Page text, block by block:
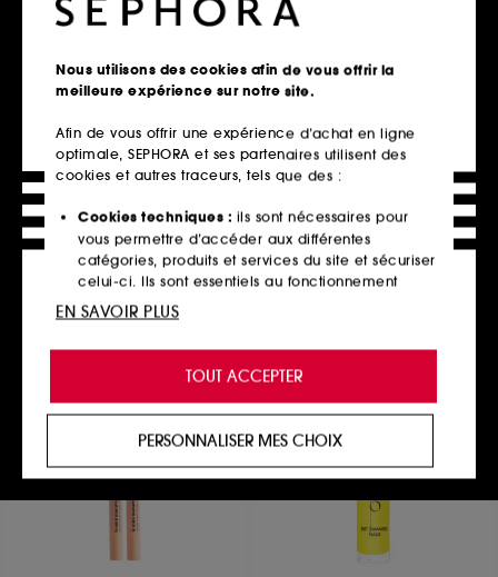
NARS
Afterglow Lipshine
Gloss à lèvres hydratant
270
32,00€
7 teintes disponibles
TARTE
tartelette™ amazonian clay
matte
Palette d’ombres a paupières aux tons froids
2269
45,00€
Nous utilisons des cookies afin de vous offrir la
meilleure expérience sur notre site.
Afin de vous offrir une expérience d’achat en ligne
optimale, SEPHORA et ses partenaires utilisent des
cookies et autres traceurs, tels que des :
Cookies techniques : ils sont nécessaires pour
vous permettre d’accéder aux différentes
catégories, produits et services du site et sécuriser
celui-ci. Ils sont essentiels au fonctionnement
technique du site et ne peuvent être désactivés.
de vous offrir une expérience enrichie et
personnalisée en vous recommandant des
produits, des services et des contenus qui
proposer des offres promotionnelles adaptées à
votre profil.
Cookies réseaux sociaux et publicité :
ils sont
utilisés pour vous présenter du contenu susceptible
de vous plaire via des publicités, y compris sur des
TOUT ACCEPTER
PERSONNALISER MES CHOIX
EN SAVOIR PLUS